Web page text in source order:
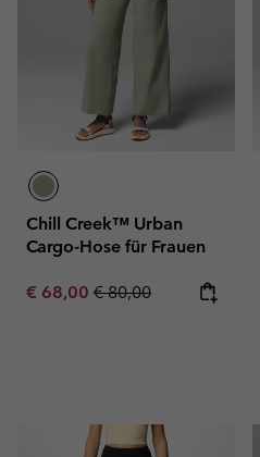
Chill Creek™ Urban
Cargo-Hose für Frauen
Sale price:
€ 68,00 Regular price:
€ 80,00